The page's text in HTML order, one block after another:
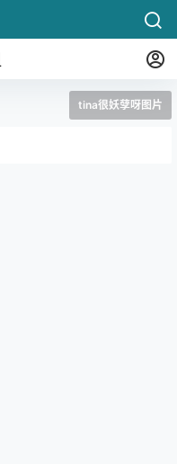
tina很妖孽呀图片